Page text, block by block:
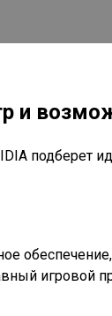
и
игровой